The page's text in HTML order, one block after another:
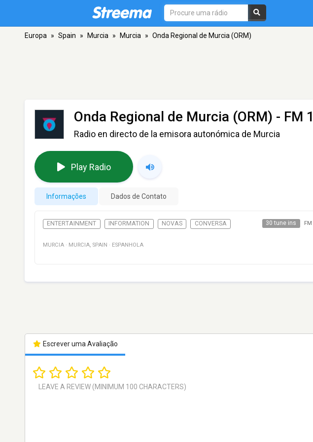
Europa » Spain » Murcia » Murcia » Onda Regional de Murcia (ORM)
Onda Regional de Murcia (ORM) - FM
Radio en directo de la emisora autonómica de Murcia
Play Radio
Informações Dados de Contato
ENTERTAINMENT INFORMATION NOVAS CONVERSA 30 tune ins
MURCIA · MURCIA, SPAIN · ESPANHOLA
Escrever uma Avaliação